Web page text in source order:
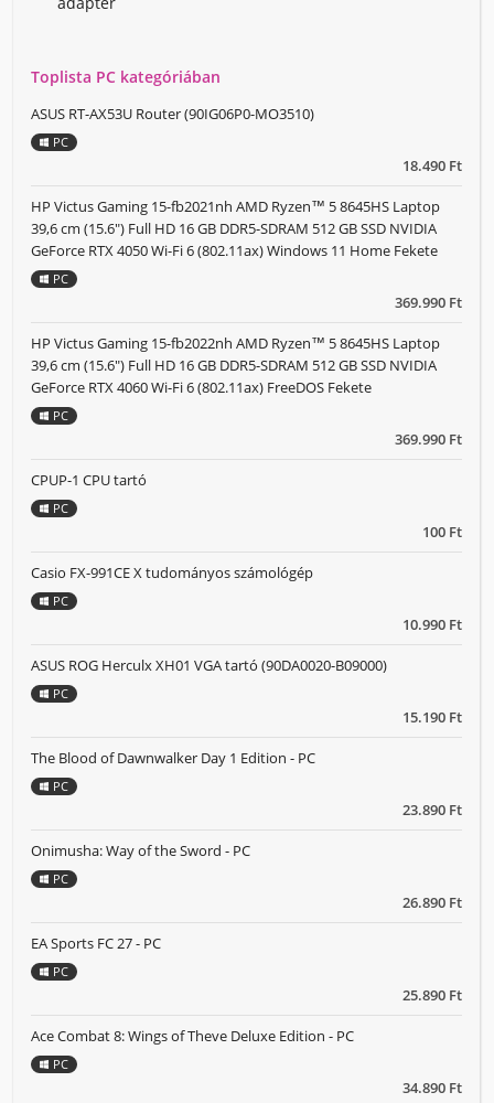
Toplista PC kategóriában
18.490 Ft
ASUS RT-AX53U Router (90IG06P0-MO3510)
PC
369.990 Ft
HP Victus Gaming 15-fb2021nh AMD Ryzen™ 5 8645HS Laptop
39,6 cm (15.6") Full HD 16 GB DDR5-SDRAM 512 GB SSD NVIDIA
GeForce RTX 4050 Wi-Fi 6 (802.11ax) Windows 11 Home Fekete
PC
369.990 Ft
HP Victus Gaming 15-fb2022nh AMD Ryzen™ 5 8645HS Laptop
39,6 cm (15.6") Full HD 16 GB DDR5-SDRAM 512 GB SSD NVIDIA
GeForce RTX 4060 Wi-Fi 6 (802.11ax) FreeDOS Fekete
PC
100 Ft
CPUP-1 CPU tartó
PC
10.990 Ft
Casio FX-991CE X tudományos számológép
PC
15.190 Ft
ASUS ROG Herculx XH01 VGA tartó (90DA0020-B09000)
PC
23.890 Ft
The Blood of Dawnwalker Day 1 Edition - PC
PC
26.890 Ft
Onimusha: Way of the Sword - PC
PC
25.890 Ft
EA Sports FC 27 - PC
PC
34.890 Ft
Ace Combat 8: Wings of Theve Deluxe Edition - PC
PC